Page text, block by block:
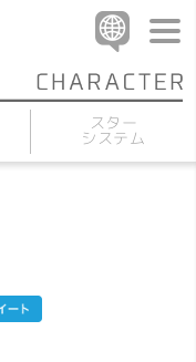
スター
システム